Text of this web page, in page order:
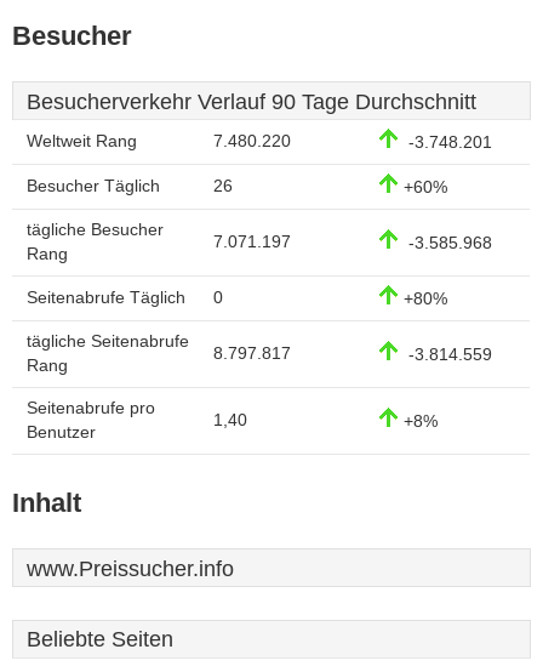
Besucher
Besucherverkehr Verlauf 90 Tage Durchschnitt
Weltweit Rang 7.480.220 -3.748.201
Besucher Täglich 26 +60%
tägliche Besucher
Rang
7.071.197 -3.585.968
Seitenabrufe Täglich 0 +80%
tägliche Seitenabrufe
Rang
8.797.817 -3.814.559
Seitenabrufe pro
Benutzer
1,40 +8%
Inhalt
www.Preissucher.info
Beliebte Seiten